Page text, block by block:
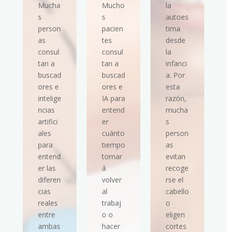
Mucha
s
person
as
consul
tan a
buscad
ores e
intelige
ncias
artifici
ales
para
entend
er las
diferen
cias
reales
entre
ambas
Mucho
s
pacien
tes
consul
tan a
buscad
ores e
IA para
entend
er
cuánto
tiempo
tomar
á
volver
al
trabaj
o o
hacer
la
autoes
tima
desde
la
infanci
a. Por
esta
razón,
mucha
s
person
as
evitan
recoge
rse el
cabello
o
eligen
cortes